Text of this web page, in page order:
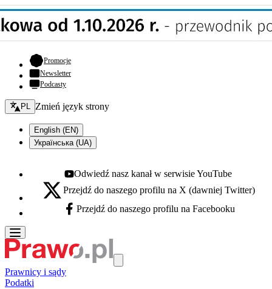
Promocje- otwiera się w nowej karcie
Newsletter
Podcasty
Zmień język - bieżący:
PL Zmień język strony
English (EN)
Українська (UA)
Youtube - otwiera się w nowej karcie
Odwiedź nasz kanał w serwisie YouTube
X - otwiera się w nowej karcie
Przejdź do naszego profilu na X (dawniej Twitter)
Facebook - otwiera się w nowej karcie
Przejdź do naszego profilu na Facebooku
Prawnicy i sądy
Podatki